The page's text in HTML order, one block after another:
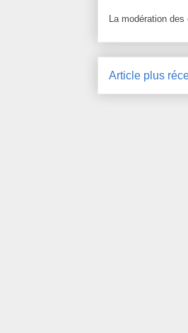
La modération
Article plus